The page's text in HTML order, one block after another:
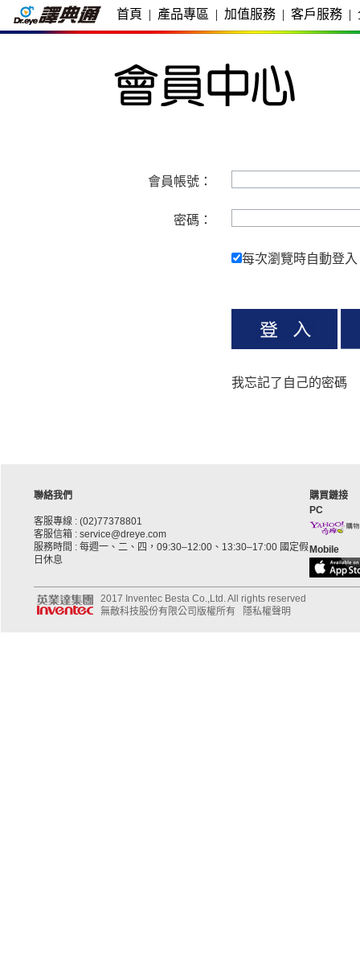
首頁 | 產品專區 | 加值服務 | 客戶服務 |
會員帳號：
密碼：
每次瀏覽時自動登入
我忘記了自己的密碼
聯絡我們
客服專線 : (02)77378801
客服信箱 : service@dreye.com
服務時間 : 每週一、二、四，09:30–12:00、13:30–17:00 國定假
日休息
購買鏈接
PC
Mobile
2017 Inventec Besta Co.,Ltd. All rights reserved
無敵科技股份有限公司版權所有
隱私權聲明